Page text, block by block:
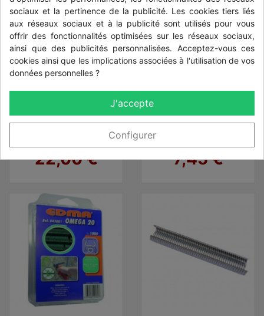
galvanisé 2,7 mm
22,00 €
grillage
7,45 €
sociaux et la pertinence de la publicité. Les cookies tiers liés
aux réseaux sociaux et à la publicité sont utilisés pour vous
offrir des fonctionnalités optimisées sur les réseaux sociaux,
ainsi que des publicités personnalisées. Acceptez-vous ces
cookies ainsi que les implications associées à l'utilisation de vos
données personnelles ?
J'accepte
Configurer